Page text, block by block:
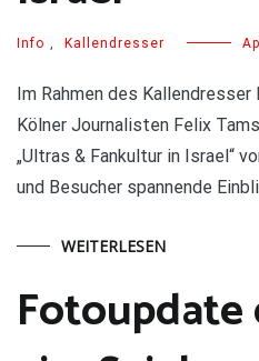
Info , Kallendresser
Im Rahmen des
Kölner Journalisten Felix
„Ultras & Fankultur in Israel“
und Besucher spannende
WEITERLESEN